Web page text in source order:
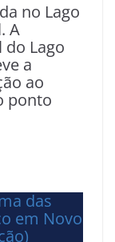
no Lago
A
Lago
a
ao
ponto